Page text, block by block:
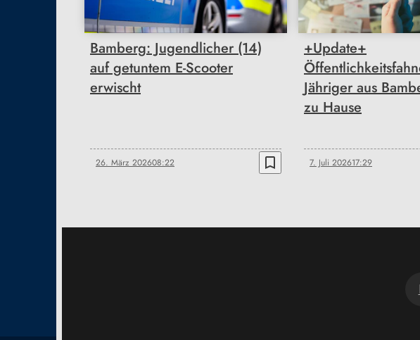
Bamberg: Jugendlicher (14)
auf getuntem E-Scooter
erwischt
26. März 202608:22 bookmark_border
+Update+
Jähriger aus
zu Hause
7. Juli 202617:29